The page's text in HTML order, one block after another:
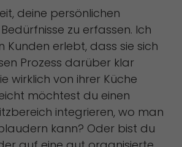
deine persönlichen
zu erfassen. Ich
Kunden erlebt, dass sie sich
Prozess darüber klar
wirklich von ihrer Küche
möchtest du einen
integrieren, wo man
kann? Oder bist du